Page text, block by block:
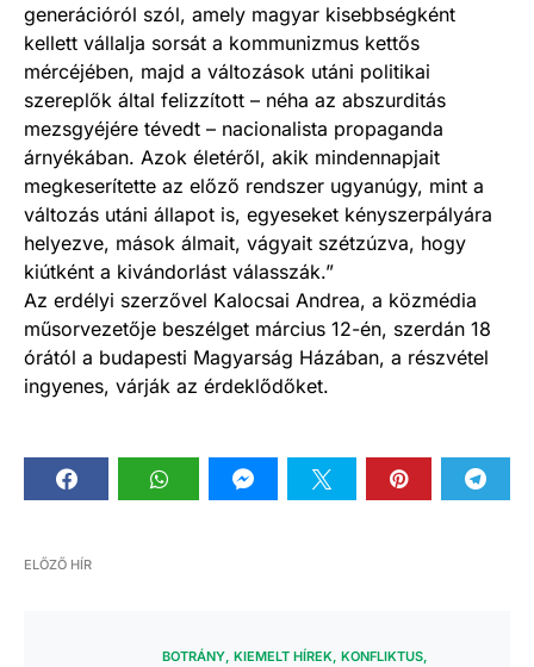
generációról szól, amely magyar kisebbségként
kellett vállalja sorsát a kommunizmus kettős
mércéjében, majd a változások utáni politikai
szereplők által felizzított – néha az abszurditás
mezsgyéjére tévedt – nacionalista propaganda
árnyékában. Azok életéről, akik mindennapjait
megkeserítette az előző rendszer ugyanúgy, mint a
változás utáni állapot is, egyeseket kényszerpályára
helyezve, mások álmait, vágyait szétzúzva, hogy
kiútként a kivándorlást válasszák.”
Az erdélyi szerzővel Kalocsai Andrea, a közmédia
műsorvezetője beszélget március 12-én, szerdán 18
órától a budapesti Magyarság Házában, a részvétel
ingyenes, várják az érdeklődőket.
ELŐZŐ HÍR
BOTRÁNY KIEMELT HÍREK KONFLIKTUS